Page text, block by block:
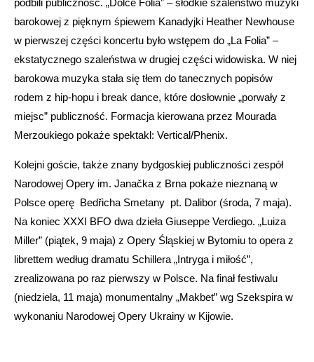
barokowej z pięknym śpiewem Kanadyjki Heather Newhouse
w pierwszej części koncertu było wstępem do „La Folia” –
ekstatycznego szaleństwa w drugiej części widowiska. W niej
barokowa muzyka stała się tłem do tanecznych popisów
rodem z hip-hopu i break dance, które dosłownie „porwały z
miejsc” publiczność. Formacja kierowana przez Mourada
Merzoukiego pokaże spektakl: Vertical/Phenix.
Kolejni goście, także znany bydgoskiej publiczności zespół
Narodowej Opery im. Janačka z Brna pokaże nieznaną w
Polsce operę Bedřicha Smetany pt. Dalibor (środa, 7 maja).
Na koniec XXXI BFO dwa dzieła Giuseppe Verdiego. „Luiza
Miller” (piątek, 9 maja) z Opery Śląskiej w Bytomiu to opera z
librettem według dramatu Schillera „Intryga i miłość”,
zrealizowana po raz pierwszy w Polsce. Na finał festiwalu
(niedziela, 11 maja) monumentalny „Makbet” wg Szekspira w
wykonaniu Narodowej Opery Ukrainy w Kijowie.